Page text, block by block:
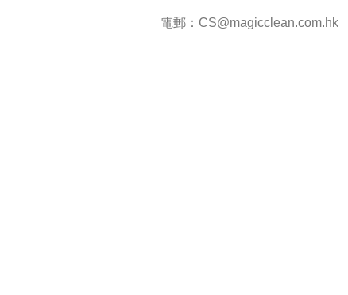
電郵：CS@magicclean.com.hk